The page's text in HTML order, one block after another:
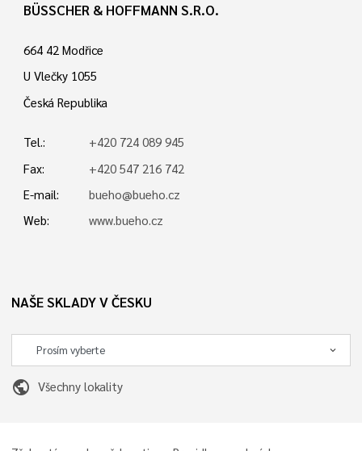
BÜSSCHER & HOFFMANN S.R.O.
664 42 Modřice
U Vlečky 1055
Česká Republika
Tel.:
+420 724 089 945
Fax:
+420 547 216 742
E-mail:
bueho@bueho.cz
Web:
www.bueho.cz
NAŠE SKLADY V ČESKU
public Všechny lokality